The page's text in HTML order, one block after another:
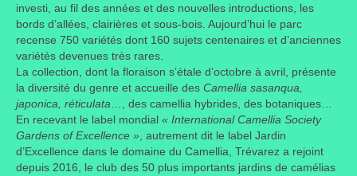
Listes
Evénements
Amis jardiniers du Devon
Fête des plantes
Florescence
investi, au fil des années et des nouvelles introductions, les
bords d’allées, clairières et sous-bois. Aujourd’hui le parc
recense 750 variétés dont 160 sujets centenaires et d’anciennes
variétés devenues très rares.
La collection, dont la floraison s’étale d’octobre à avril, présente
la diversité du genre et accueille des Camellia sasanqua,
japonica, réticulata …, des camellia hybrides, des botaniques…
En recevant le label mondial « International Camellia Society
Gardens of Excellence » , autrement dit le label Jardin
d’Excellence dans le domaine du Camellia, Trévarez a rejoint
depuis 2016, le club des 50 plus importants jardins de camélias